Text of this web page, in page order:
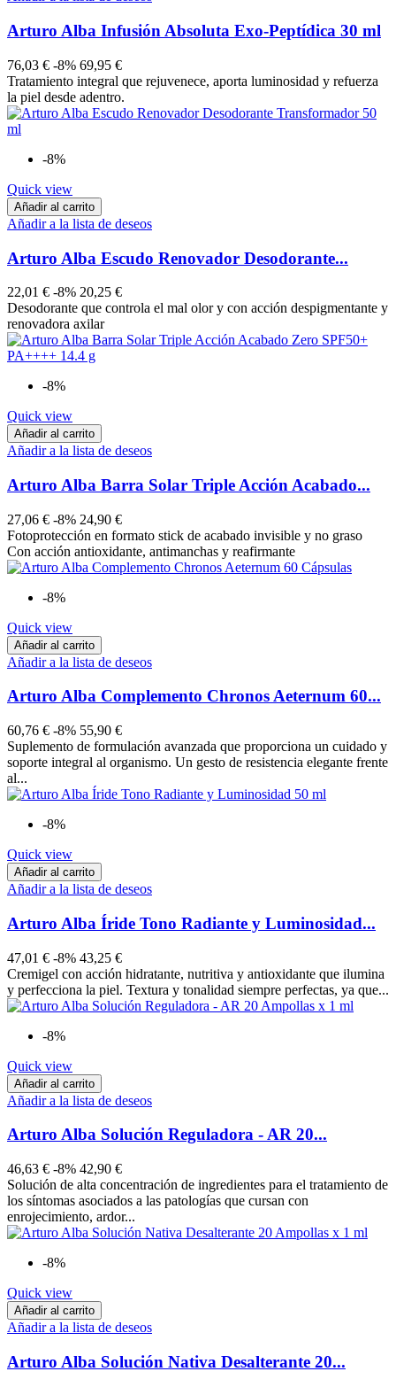
Arturo Alba Infusión Absoluta Exo-Peptídica 30 ml
76,03 € -8% 69,95 €
Tratamiento integral que rejuvenece, aporta luminosidad y refuerza
la piel desde adentro.
-8%
Quick view
Añadir al carrito
Añadir a la lista de deseos
Arturo Alba Escudo Renovador Desodorante...
22,01 € -8% 20,25 €
Desodorante que controla el mal olor y con acción despigmentante y
renovadora axilar
-8%
Quick view
Añadir al carrito
Añadir a la lista de deseos
Arturo Alba Barra Solar Triple Acción Acabado...
27,06 € -8% 24,90 €
Fotoprotección en formato stick de acabado invisible y no graso
Con acción antioxidante, antimanchas y reafirmante
-8%
Quick view
Añadir al carrito
Añadir a la lista de deseos
Arturo Alba Complemento Chronos Aeternum 60...
60,76 € -8% 55,90 €
Suplemento de formulación avanzada que proporciona un cuidado y
soporte integral al organismo. Un gesto de resistencia elegante frente
al...
-8%
Quick view
Añadir al carrito
Añadir a la lista de deseos
Arturo Alba Íride Tono Radiante y Luminosidad...
47,01 € -8% 43,25 €
Cremigel con acción hidratante, nutritiva y antioxidante que ilumina
y perfecciona la piel. Textura y tonalidad siempre perfectas, ya que...
-8%
Quick view
Añadir al carrito
Añadir a la lista de deseos
Arturo Alba Solución Reguladora - AR 20...
46,63 € -8% 42,90 €
Solución de alta concentración de ingredientes para el tratamiento de
los síntomas asociados a las patologías que cursan con
enrojecimiento, ardor...
-8%
Quick view
Añadir al carrito
Añadir a la lista de deseos
Arturo Alba Solución Nativa Desalterante 20...